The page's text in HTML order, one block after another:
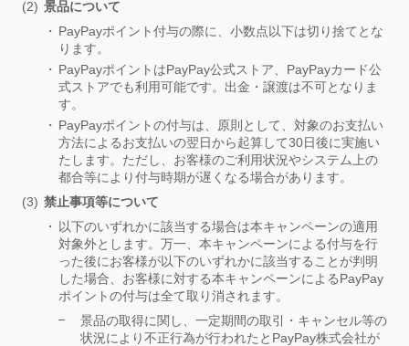
景品について
PayPayポイント付与の際に、小数点以下は切り捨てとな
ります。
PayPayポイントはPayPay公式ストア、PayPayカード公
式ストアでも利用可能です。出金・譲渡は不可となりま
す。
PayPayポイントの付与は、原則として、対象のお支払い
方法によるお支払いの翌日から起算して30日後に実施い
たします。ただし、お客様のご利用状況やシステム上の
都合等により付与時期が遅くなる場合があります。
禁止事項等について
以下のいずれかに該当する場合は本キャンペーンの適用
対象外とします。万一、本キャンペーンによる付与を行
った後にお客様が以下のいずれかに該当することが判明
した場合、お客様に対する本キャンペーンによるPayPay
ポイントの付与は全て取り消されます。
景品の取得に関し、一定期間の取引・キャンセル等の
状況により不正行為が行われたとPayPay株式会社が